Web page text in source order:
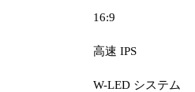
16:9
高速 IPS
W-LED システム